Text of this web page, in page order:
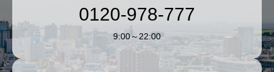
0120-978-777
9:00～22:00